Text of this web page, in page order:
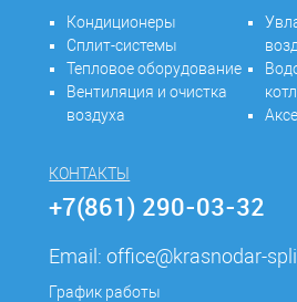
Кондиционеры
Сплит-системы
Тепловое оборудование
Вентиляция и очистка
воздуха
КОНТАКТЫ
+7(861) 290-03-32
Email:office@krasnodar-
График работы